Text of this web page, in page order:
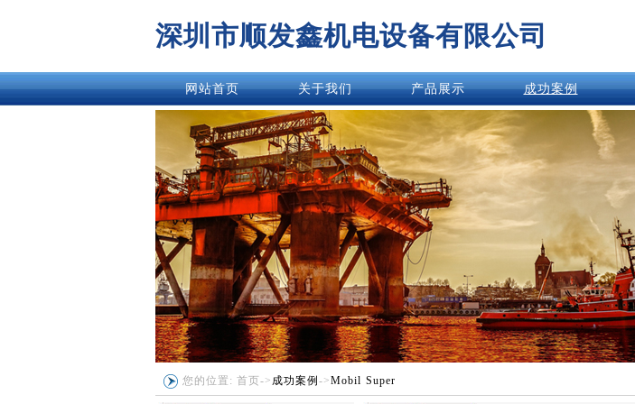
深圳市顺发鑫机电设备有限公司
网站首页 关于我们 产品展示 成功案例
您的位置: 首页-> 成功案例 ->Mobil Super